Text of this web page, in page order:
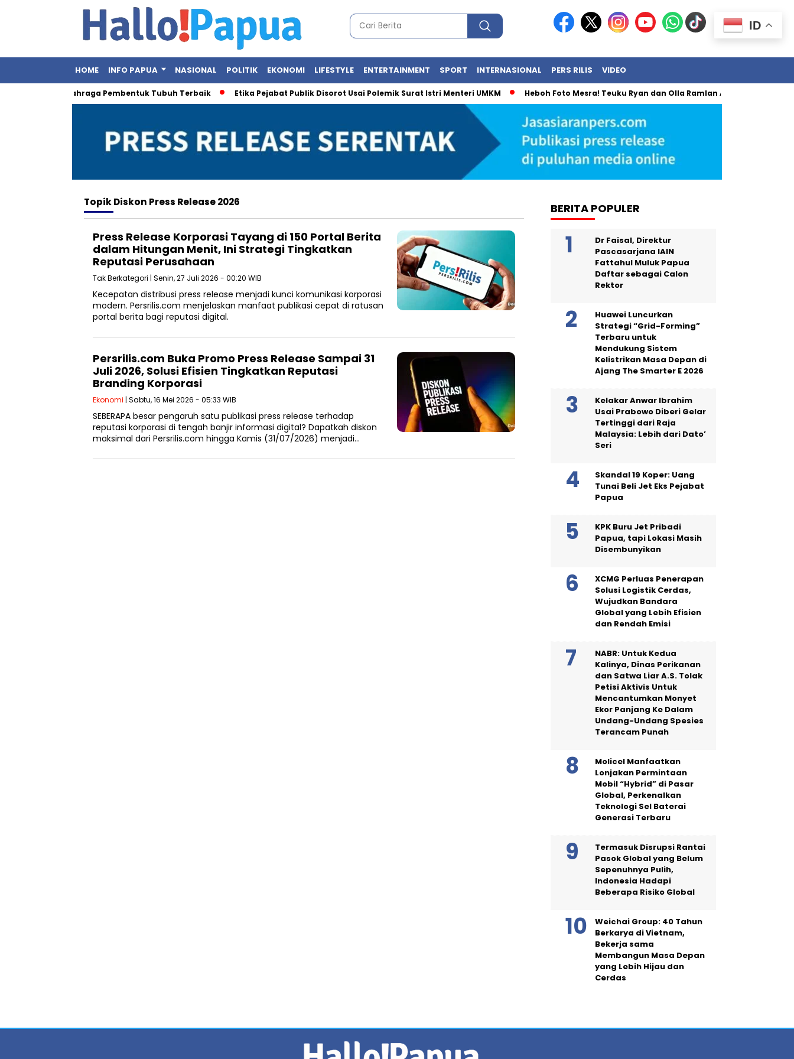
HOME INFO PAPUA NASIONAL POLITIK EKONOMI LIFESTYLE ENTERTAINMENT SPORT INTERNASIONAL PERS RILIS VIDEO
Otot, Ini Olahraga Pembentuk Tubuh Terbaik Etika Pejabat Publik Disorot Usai Polemik Surat Istri Menteri UMKM Heboh Foto Mesra! Teuku Ryan dan Olla Ramlan Akhirnya Angkat
TopikDiskon Press Release 2026
Press Release Korporasi Tayang di 150 Portal Berita
dalam Hitungan Menit, Ini Strategi Tingkatkan
Reputasi Perusahaan
Tak Berkategori | Senin, 27 Juli 2026 - 00:20 WIB
Kecepatan distribusi press release menjadi kunci komunikasi korporasi
modern. Persrilis.com menjelaskan manfaat publikasi cepat di ratusan
portal berita bagi reputasi digital.
Persrilis.com Buka Promo Press Release Sampai 31
Juli 2026, Solusi Efisien Tingkatkan Reputasi
Branding Korporasi
Ekonomi | Sabtu, 16 Mei 2026 - 05:33 WIB
SEBERAPA besar pengaruh satu publikasi press release terhadap
reputasi korporasi di tengah banjir informasi digital? Dapatkah diskon
maksimal dari Persrilis.com hingga Kamis (31/07/2026) menjadi…
BERITA POPULER
Dr Faisal, Direktur
Pascasarjana IAIN
Fattahul Muluk Papua
Daftar sebagai Calon
Rektor
Huawei Luncurkan
Strategi “Grid-Forming”
Terbaru untuk
Mendukung Sistem
Kelistrikan Masa Depan di
Ajang The Smarter E 2026
Kelakar Anwar Ibrahim
Usai Prabowo Diberi Gelar
Tertinggi dari Raja
Malaysia: Lebih dari Dato’
Seri
Skandal 19 Koper: Uang
Tunai Beli Jet Eks Pejabat
Papua
KPK Buru Jet Pribadi
Papua, tapi Lokasi Masih
Disembunyikan
XCMG Perluas Penerapan
Solusi Logistik Cerdas,
Wujudkan Bandara
Global yang Lebih Efisien
dan Rendah Emisi
NABR: Untuk Kedua
Kalinya, Dinas Perikanan
dan Satwa Liar A.S. Tolak
Petisi Aktivis Untuk
Mencantumkan Monyet
Ekor Panjang Ke Dalam
Undang-Undang Spesies
Terancam Punah
Molicel Manfaatkan
Lonjakan Permintaan
Mobil “Hybrid” di Pasar
Global, Perkenalkan
Teknologi Sel Baterai
Generasi Terbaru
Termasuk Disrupsi Rantai
Pasok Global yang Belum
Sepenuhnya Pulih,
Indonesia Hadapi
Beberapa Risiko Global
Weichai Group: 40 Tahun
Berkarya di Vietnam,
Bekerja sama
Membangun Masa Depan
yang Lebih Hijau dan
Cerdas
ID